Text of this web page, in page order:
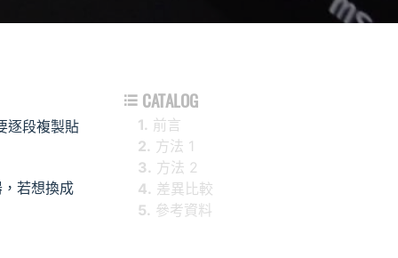
逐段複製貼
若想換成
 CATALOG
1. 前言
2. 方法 1
3. 方法 2
4. 差異比較
5. 參考資料